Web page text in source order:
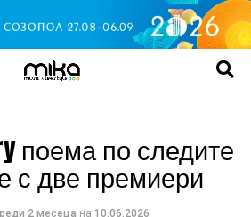
поема по следите
с две премиери
2 месеца на 10.06.2026